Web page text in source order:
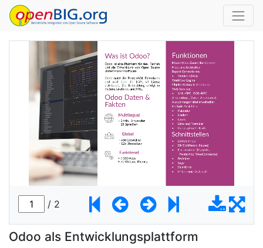
Odoo als Entwicklungsplattform